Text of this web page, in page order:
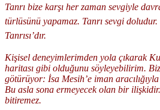
Tanrı bize karşı her zaman sevgiyle
türlüsünü yapamaz. Tanrı sevgi
Tanrısı’dır.
Kişisel deneyimlerimden yola çıkarak
haritası gibi olduğunu söyleyebilirim.
götürüyor: İsa Mesih’e iman
Bu asla sona ermeyecek olan bir
bitiremez.